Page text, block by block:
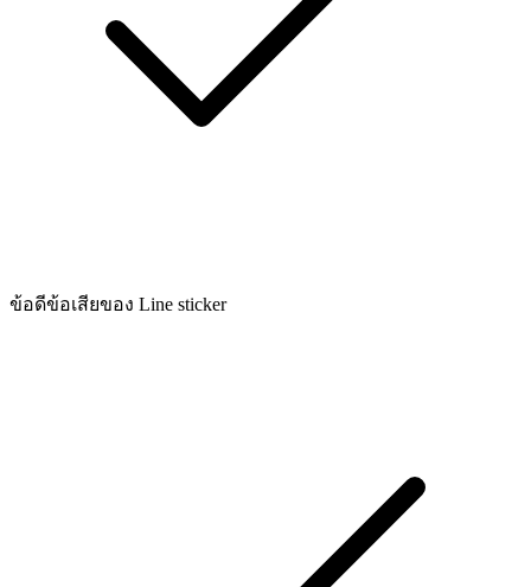
ข้อดีข้อเสียของ Line sticker